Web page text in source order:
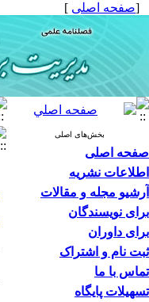
[صفحه اصلی ]
بخش‌های اصلی
صفحه اصلی
اطلاعات نشریه
آرشیو مجله و مقالات
برای نویسندگان
برای داوران
ثبت نام و اشتراک
تماس با ما
تسهیلات پایگاه